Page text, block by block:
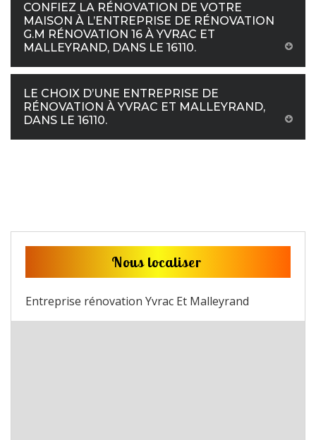
CONFIEZ LA RÉNOVATION DE VOTRE
MAISON À L’ENTREPRISE DE RÉNOVATION
G.M RÉNOVATION 16 À YVRAC ET
MALLEYRAND, DANS LE 16110.
LE CHOIX D’UNE ENTREPRISE DE
RÉNOVATION À YVRAC ET MALLEYRAND,
DANS LE 16110.
Nous localiser
Entreprise rénovation Yvrac Et Malleyrand